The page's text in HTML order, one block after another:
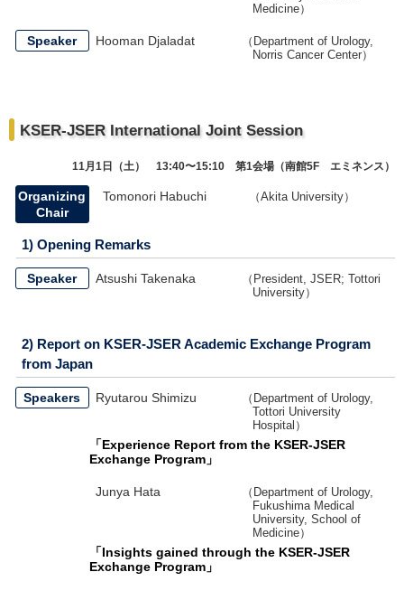
Medicine）
Speaker Hooman Djaladat
（Department of Urology,
Norris Cancer Center）
KSER-JSER International Joint Session
11月1日（土） 13:40〜15:10 第1会場（南館5F エミネンス）
Organizing
Chair
Tomonori Habuchi （Akita University）
1) Opening Remarks
Speaker Atsushi Takenaka
（President, JSER; Tottori
University）
2) Report on KSER-JSER Academic Exchange Program
from Japan
Speakers Ryutarou Shimizu
（Department of Urology,
Tottori University
Hospital）
「Experience Report from the KSER-JSER
Exchange Program」
Junya Hata
（Department of Urology,
Fukushima Medical
University, School of
Medicine）
「Insights gained through the KSER-JSER
Exchange Program」